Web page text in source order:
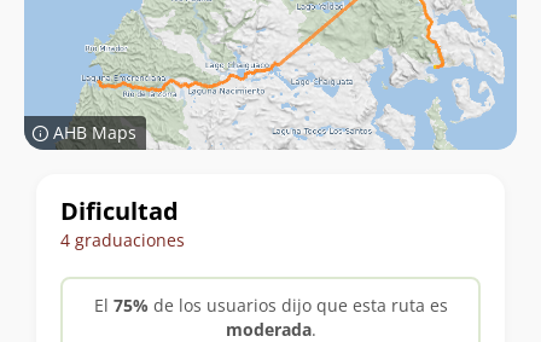
AHB Maps
Datos
del
trekking
Dificultad
4 graduaciones
El 75% de los usuarios dijo que esta ruta es
moderada.